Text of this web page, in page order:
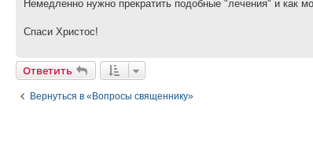
Немедленно нужно прекратить подобные "лечения" и как
Спаси Христос!
Ответить
Вернуться в «Вопросы священнику»